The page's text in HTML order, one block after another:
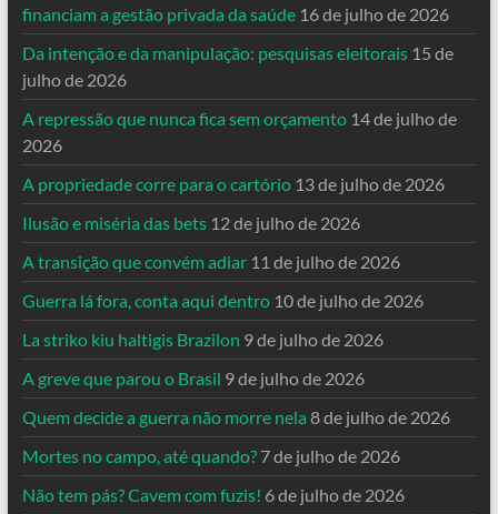
financiam a gestão privada da saúde 16 de julho de 2026
Da intenção e da manipulação: pesquisas eleitorais 15 de
julho de 2026
A repressão que nunca fica sem orçamento 14 de julho de
2026
A propriedade corre para o cartório 13 de julho de 2026
Ilusão e miséria das bets 12 de julho de 2026
A transição que convém adiar 11 de julho de 2026
Guerra lá fora, conta aqui dentro 10 de julho de 2026
La striko kiu haltigis Brazilon 9 de julho de 2026
A greve que parou o Brasil 9 de julho de 2026
Quem decide a guerra não morre nela 8 de julho de 2026
Mortes no campo, até quando? 7 de julho de 2026
Não tem pás? Cavem com fuzis! 6 de julho de 2026